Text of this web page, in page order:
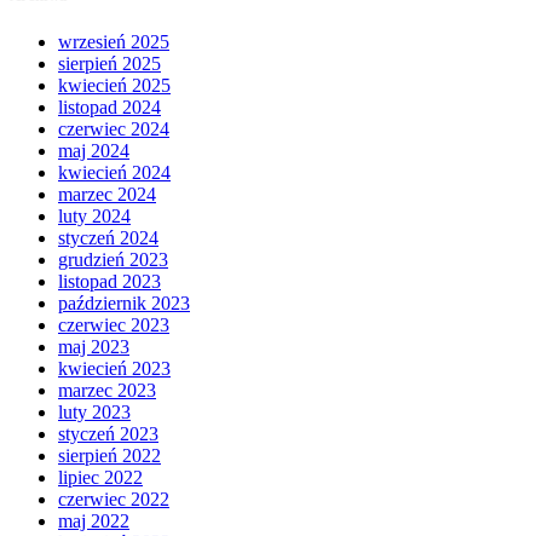
wrzesień 2025
sierpień 2025
kwiecień 2025
listopad 2024
czerwiec 2024
maj 2024
kwiecień 2024
marzec 2024
luty 2024
styczeń 2024
grudzień 2023
listopad 2023
październik 2023
czerwiec 2023
maj 2023
kwiecień 2023
marzec 2023
luty 2023
styczeń 2023
sierpień 2022
lipiec 2022
czerwiec 2022
maj 2022